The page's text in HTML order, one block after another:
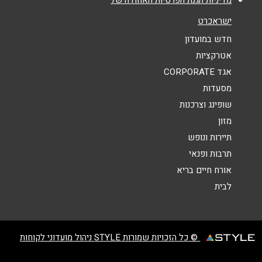
אנא חזרו אלי בקשר ל...
הודעה
ישראכרט
חדש במועדון
אטרקציות
אגד CORPORATE
מסעדות
שופינג וצרכנות
מזון
תיירות ונופש
תרבות ופנאי
אורח חיים בריא
לבית
© כל הזכויות שמורות STYLE ניהול מועדוני לקוחות